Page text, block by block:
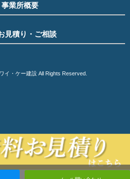
事業所概要
見積り・ご相談
イ・ケー建設 All Rights Reserved.